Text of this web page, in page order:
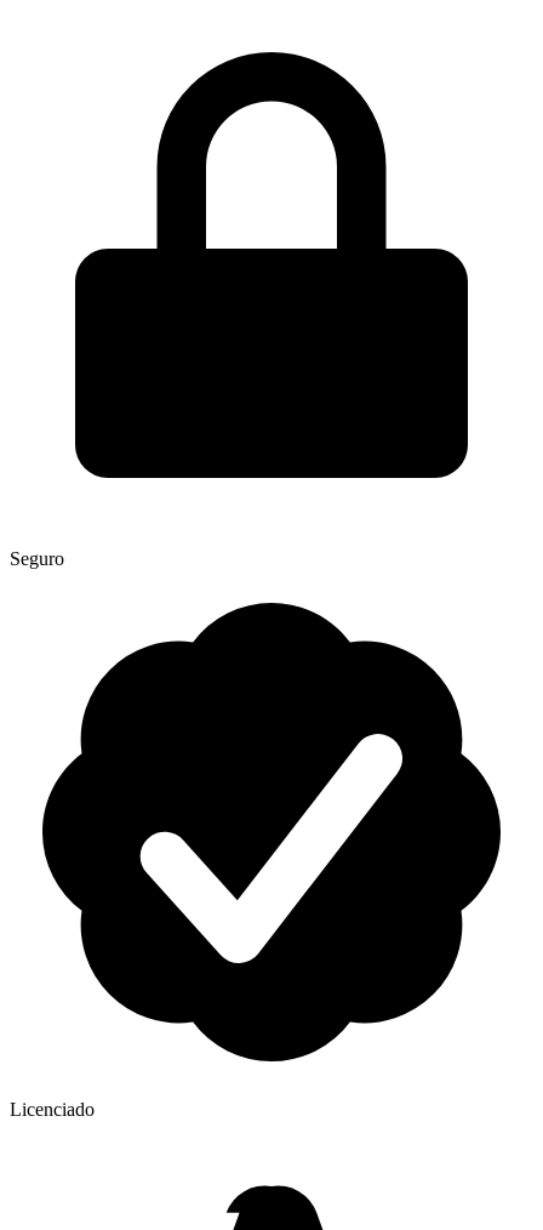
Seguro
Licenciado